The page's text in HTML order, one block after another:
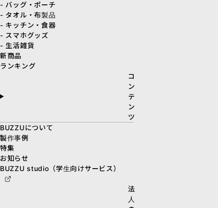
- バッグ・ポーチ
- タオル・布製品
- キッチン・食器
- スマホグッズ
- 生活雑貨
新商品
ランキング
コ
ン
テ
ン
ツ
BUZZUについて
製作事例
特集
お知らせ
BUZZU studio（学生向けサービス）
法
人